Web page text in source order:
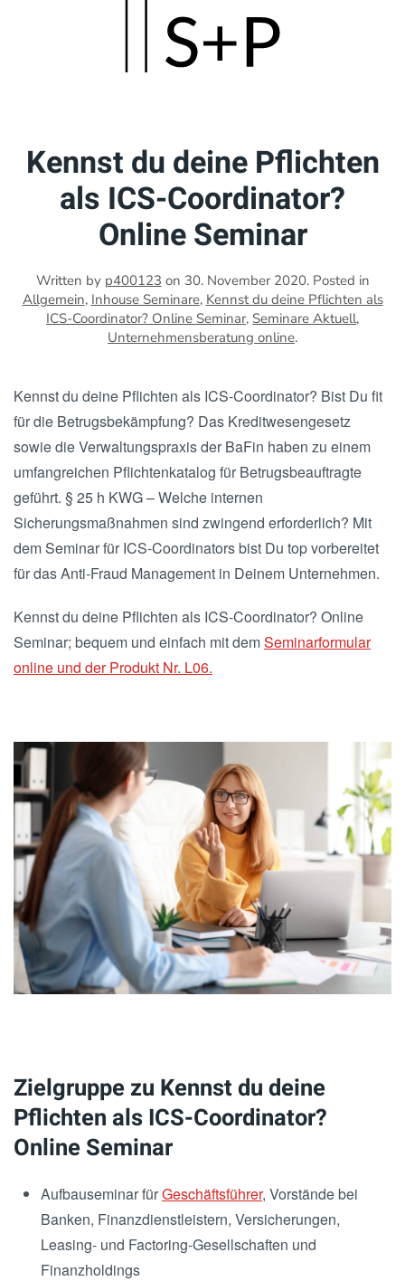
Kennst du deine Pflichten
als ICS-Coordinator?
Online Seminar
Written by p400123 on 30. November 2020. Posted in
Allgemein, Inhouse Seminare, Kennst du deine Pflichten als
ICS-Coordinator? Online Seminar, Seminare Aktuell,
Unternehmensberatung online.
Kennst du deine Pflichten als ICS-Coordinator? Bist Du fit
für die Betrugsbekämpfung? Das Kreditwesengesetz
sowie die Verwaltungspraxis der BaFin haben zu einem
umfangreichen Pflichtenkatalog für Betrugsbeauftragte
geführt. § 25 h KWG – Welche internen
Sicherungsmaßnahmen sind zwingend erforderlich? Mit
dem Seminar für ICS-Coordinators bist Du top vorbereitet
für das Anti-Fraud Management in Deinem Unternehmen.
Kennst du deine Pflichten als ICS-Coordinator? Online
Seminar; bequem und einfach mit demSeminarformular
online und der Produkt Nr. L06.
Zielgruppe zu Kennst du deine
Pflichten als ICS-Coordinator?
Online Seminar
Aufbauseminar fürGeschäftsführer, Vorstände bei
Banken, Finanzdienstleistern, Versicherungen,
Leasing- und Factoring-Gesellschaften und
Finanzholdings